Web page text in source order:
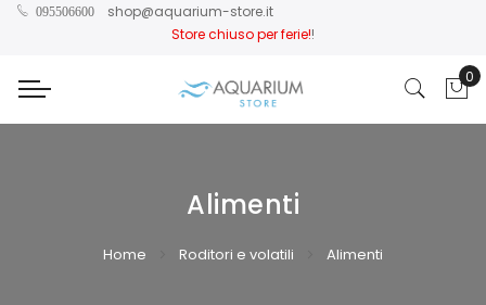
095506600
shop@aquarium-store.it
Store chiuso per ferie!!
0
Alimenti
Home Roditori e volatili Alimenti